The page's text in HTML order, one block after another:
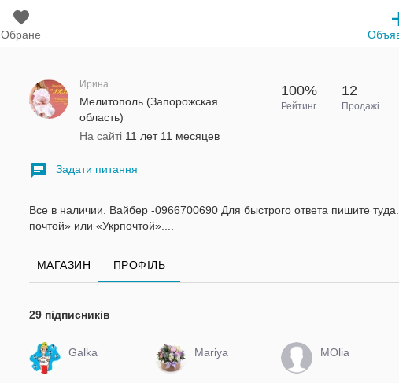
Обране
Ирина
Мелитополь (Запорожская
область)
На сайті 11 лет 11 месяцев
100%
Рейтинг
12
Продажі
Задати питання
Все в наличии. Вайбер -0966700690 Для быстрого ответа пишите
почтой» или «Укрпочтой»....
МАГАЗИН ПРОФІЛЬ
29 підписників
Galka Mariya MOlia